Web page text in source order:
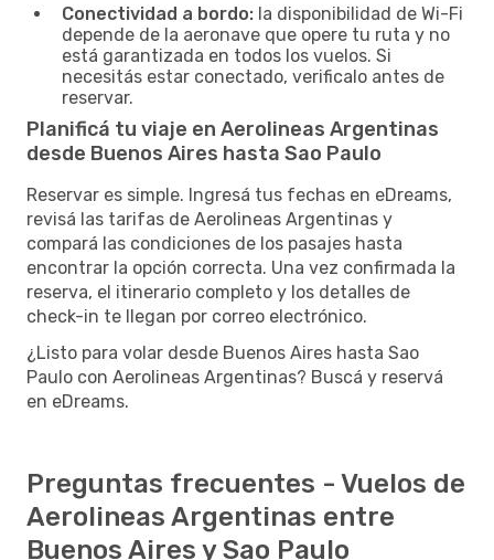
Conectividad a bordo: la disponibilidad de Wi-Fi
depende de la aeronave que opere tu ruta y no
está garantizada en todos los vuelos. Si
necesitás estar conectado, verificalo antes de
reservar.
Planificá tu viaje en Aerolineas Argentinas
desde Buenos Aires hasta Sao Paulo
Reservar es simple. Ingresá tus fechas en eDreams,
revisá las tarifas de Aerolineas Argentinas y
compará las condiciones de los pasajes hasta
encontrar la opción correcta. Una vez confirmada la
reserva, el itinerario completo y los detalles de
check-in te llegan por correo electrónico.
¿Listo para volar desde Buenos Aires hasta Sao
Paulo con Aerolineas Argentinas? Buscá y reservá
en eDreams.
Preguntas frecuentes - Vuelos de
Aerolineas Argentinas entre
Buenos Aires y Sao Paulo